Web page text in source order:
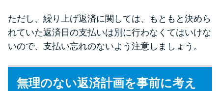
ただし、繰り上げ返済に関しては、もともと決めら
れていた返済日の支払いは別に行わなくてはいけな
いので、支払い忘れのないよう注意しましょう。
無理のない返済計画を事前に考え